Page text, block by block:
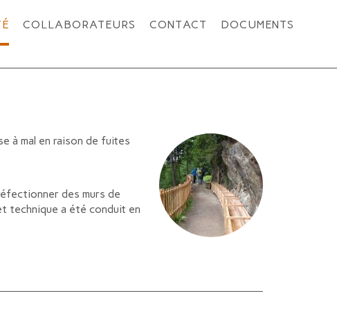
COLLABORATEURS CONTACT DOCUMENTS
à mal en raison de fuites
des murs de
technique a été conduit en